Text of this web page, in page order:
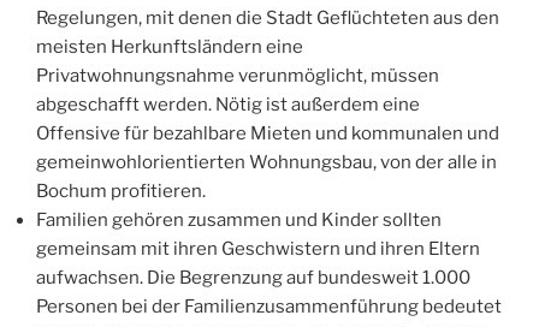
Regelungen, mit denen die Stadt Geflüchteten aus den
meisten Herkunftsländern eine
Privatwohnungsnahme verunmöglicht, müssen
abgeschafft werden. Nötig ist außerdem eine
Offensive für bezahlbare Mieten und kommunalen und
gemeinwohlorientierten Wohnungsbau, von der alle in
Bochum profitieren.
Familien gehören zusammen und Kinder sollten
gemeinsam mit ihren Geschwistern und ihren Eltern
aufwachsen. Die Begrenzung auf bundesweit 1.000
Personen bei der Familienzusammenführung bedeutet